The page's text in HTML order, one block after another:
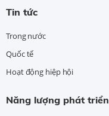
Tin tức
Trong nước
Quốc tế
Hoạt động hiệp hội
Năng lượng phát triển